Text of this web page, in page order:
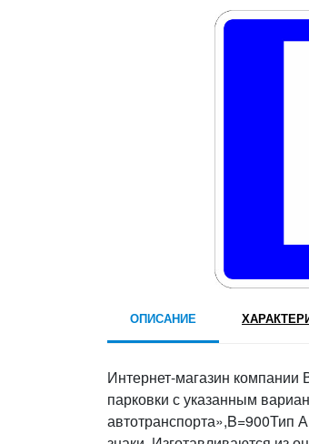
ОПИСАНИЕ
Интернет-магазин
парковки с указанным
автотранспорта»,B=900Тип